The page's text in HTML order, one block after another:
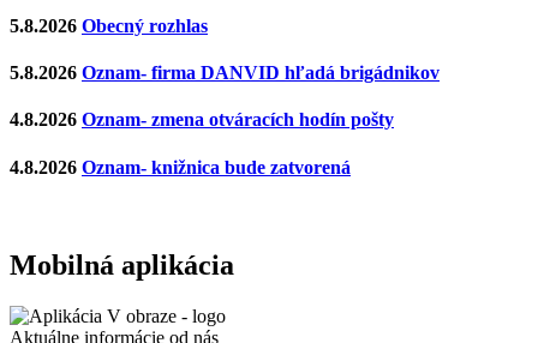
5.8.2026 Obecný rozhlas
5.8.2026 Oznam- firma DANVID hľadá brigádnikov
4.8.2026 Oznam- zmena otváracích hodín pošty
4.8.2026 Oznam- knižnica bude zatvorená
Mobilná aplikácia
Aktuálne informácie od nás